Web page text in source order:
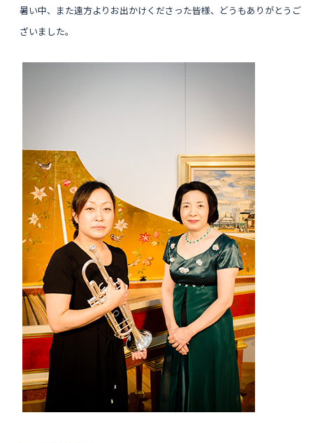
暑い中、また遠方よりお出かけくださった皆様、どうもありがとうご
ざいました。